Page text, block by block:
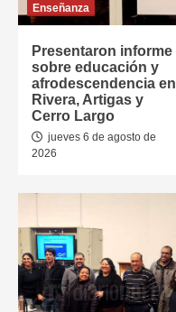
Enseñanza
Presentaron informe
sobre educación y
afrodescendencia en
Rivera, Artigas y
Cerro Largo
jueves 6 de agosto de
2026